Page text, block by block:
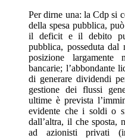
Per dirne una: la Cdp si
della spesa pubblica,
il deficit e il debito
pubblica, posseduta dal
posizione largamente
bancarie; l’abbondante
di generare dividendi
gestione dei flussi
ultime è prevista
evidente che i soldi o
dall’altra, il che sposta,
ad azionisti privati